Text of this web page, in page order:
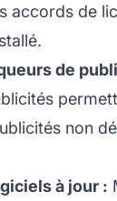
accords de
de
non
à jour :